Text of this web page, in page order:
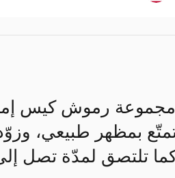
مجموعة رموش كيس
هذه المجموعة 20 رمشاً يتمتّع بمظهر